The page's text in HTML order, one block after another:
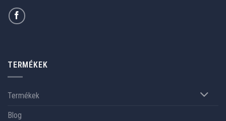
TERMÉKEK
Termékek
Blog